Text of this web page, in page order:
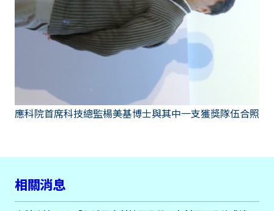
應科院首席科技總監楊美基博士與其中一支獲獎隊伍合照
相關消息